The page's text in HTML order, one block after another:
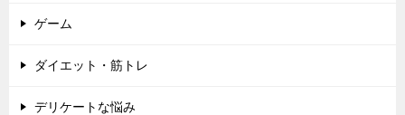
ゲーム
ダイエット・筋トレ
デリケートな悩み